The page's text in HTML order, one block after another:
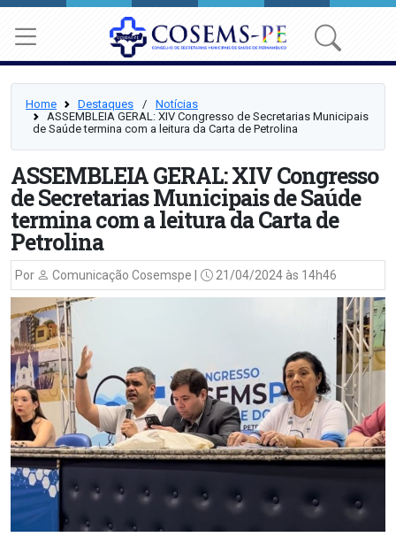
Home Destaques ⠀/⠀ Notícias
ASSEMBLEIA GERAL: XIV Congresso de Secretarias Municipais
de Saúde termina com a leitura da Carta de Petrolina
ASSEMBLEIA GERAL: XIV Congresso
de Secretarias Municipais de Saúde
termina com a leitura da Carta de
Petrolina
Por Comunicação Cosemspe | 21/04/2024 às 14h46